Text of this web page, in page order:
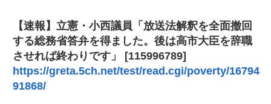
【速報】立憲・小西議員「放送法解釈を全面撤回
する総務省答弁を得ました。後は高市大臣を辞職
させれば終わりです」 [115996789]
https://greta.5ch.net/test/read.cgi/poverty/16794
91868/